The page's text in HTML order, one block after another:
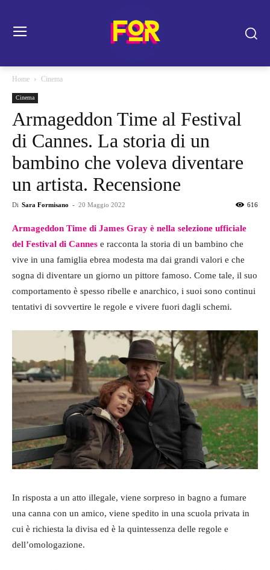
Home Cinema
Cinema
Armageddon Time al Festival
di Cannes. La storia di un
bambino che voleva diventare
un artista. Recensione
Di Sara Formisano - 20 Maggio 2022 616
Armageddon Time di James Gray è nella selezione ufficiale
del Festival di Cannes e racconta la storia di un bambino che
vive in una famiglia ebrea modesta ma dai grandi valori e che
sogna di diventare un giorno un pittore famoso. Come tale, il suo
comportamento è spesso ribelle e anarchico, i suoi sono continui
tentativi di sovvertire le regole e vivere fuori dagli schemi.
In risposta a un atto illegale, viene sorpreso in bagno a fumare
una canna con un amico, viene spedito in una scuola privata in
cui è richiesta la divisa ed è la quintessenza delle regole e
dell’omologazione.